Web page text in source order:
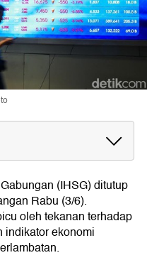
Konglo
Sentimen Geopolitik
(IHSG) ditutup
Rabu (3/6).
oleh tekanan terhadap
indikator ekonomi